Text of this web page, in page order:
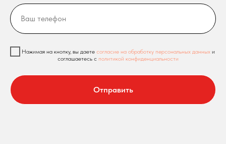
Нажимая на кнопку, вы даете согласие на обработку персональных данных и
соглашаетесь c политикой конфиденциальности
Отправить